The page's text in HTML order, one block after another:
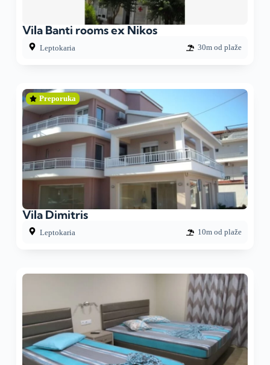
Vila Banti rooms ex Nikos
Leptokaria 30m od plaže
Preporuka
Vila Dimitris
Leptokaria 10m od plaže